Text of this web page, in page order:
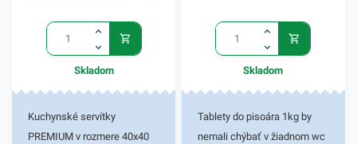
Skladom
Kuchynské servítky
PREMIUM v rozmere 40x40
Skladom
Tablety do pisoára 1kg by
nemali chýbať v žiadnom wc